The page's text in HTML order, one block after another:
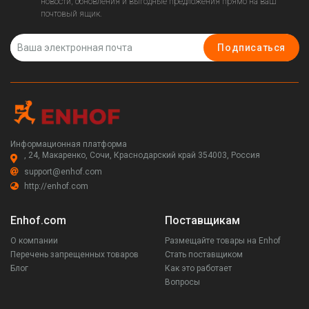
почтовый ящик.
Подписаться
Информационная платформа
, 24, Макаренко, Сочи, Краснодарский край 354003, Россия
support@enhof.com
http://enhof.com
Enhof.com
О компании
Перечень запрещенных товаров
Блог
Поставщикам
Размещайте товары на Enhof
Стать поставщиком
Как это работает
Вопросы